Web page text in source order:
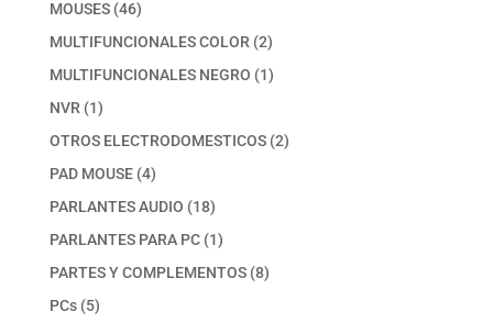
MOUSES 4646
productos
MULTIFUNCIONALES COLOR 22
productos
MULTIFUNCIONALES NEGRO 11
NVR 11
producto
OTROS ELECTRODOMESTICOS 22
PAD MOUSE 44
productos
PARLANTES AUDIO 1818
productos
PARLANTES PARA PC 11
producto
PARTES Y COMPLEMENTOS 88
PCs 55